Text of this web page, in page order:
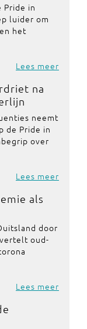
Pride in
luider om
het
Lees meer
na
neemt
de Pride in
over
Lees meer
als
door
oud-
Lees meer